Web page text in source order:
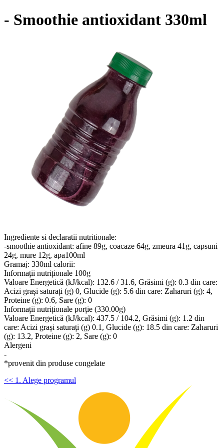
- Smoothie antioxidant 330ml
Ingrediente si declaratii nutritionale:
-smoothie antioxidant: afine 89g, coacaze 64g, zmeura 41g, capsuni
24g, mure 12g, apa100ml
Gramaj: 330ml calorii:
Informații nutriționale 100g
Valoare Energetică (kJ/kcal): 132.6 / 31.6, Grăsimi (g): 0.3 din care:
Acizi grași saturați (g) 0, Glucide (g): 5.6 din care: Zaharuri (g): 4,
Proteine (g): 0.6, Sare (g): 0
Informații nutriționale porție (330.00g)
Valoare Energetică (kJ/kcal): 437.5 / 104.2, Grăsimi (g): 1.2 din
care: Acizi grași saturați (g) 0.1, Glucide (g): 18.5 din care: Zaharuri
(g): 13.2, Proteine (g): 2, Sare (g): 0
Alergeni
-
*provenit din produse congelate
<< 1. Alege programul